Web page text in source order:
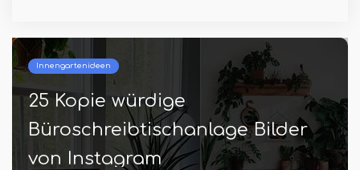
Innengartenideen
25 Kopie würdige
Büroschreibtischanlage Bilder
von Instagram